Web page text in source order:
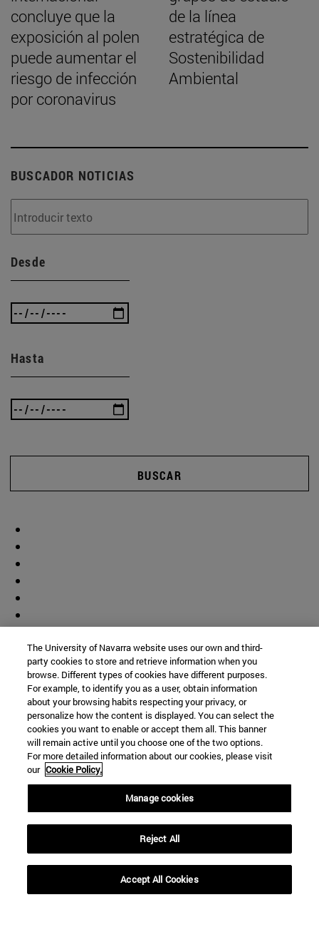
concluye que la
exposición al polen
puede aumentar el
riesgo de infección
por coronavirus
de la línea
estratégica de
Sostenibilidad
Ambiental
BUSCADOR NOTICIAS
Desde
Hasta
BUSCAR
Accesos directos
(abre en nueva ventana)
Mi correo (abre en nueva ventana)
Aula virtual ADI(abre en nueva ventana)
Búsqueda de personas(abre en nueva ventana)
The University of Navarra website uses our own and third-
party cookies to store and retrieve information when you
browse. Different types of cookies have different purposes.
For example, to identify you as a user, obtain information
about your browsing habits respecting your privacy, or
personalize how the content is displayed. You can select the
cookies you want to enable or accept them all. This banner
will remain active until you choose one of the two options.
For more detailed information about our cookies, please visit
our Cookie Policy.
Manage cookies
Reject All
Accept All Cookies